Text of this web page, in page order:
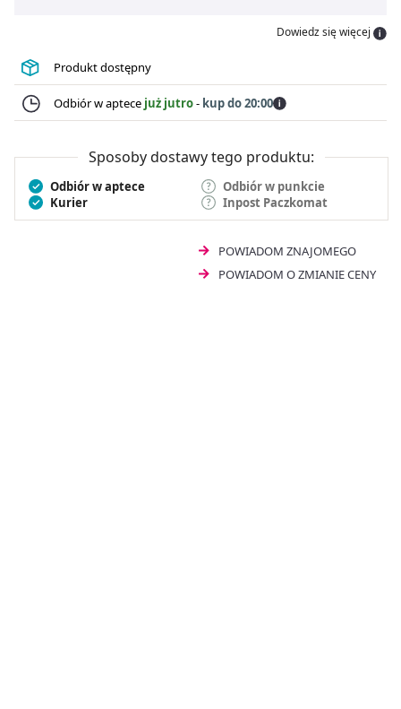
nie zaleca się stosować dłużej
niż przez 7-10 dni. Najlepiej nie stosować częściej niż 2-
3 razy w tygodniu.
Dowiedz się więcej
Produkt dostępny
Odbiór w aptece już jutro- kup do 20:00
Sposoby dostawy tego produktu:
Odbiór w aptece
Odbiór w punkcie
Kurier
Inpost Paczkomat
POWIADOM ZNAJOMEGO
POWIADOM O ZMIANIE CENY